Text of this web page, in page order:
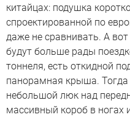
китайцах: подушка
спроектированной по
даже не сравнивать. А
будут больше рады
тоннеля, есть откидной
панорамная крыша.
небольшой люк над
массивный короб в ногах